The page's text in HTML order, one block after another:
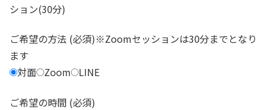
ション(30分)
ご希望の方法 (必須)※Zoomセッションは30分までとなり
ます
対面 Zoom LINE
ご希望の時間 (必須)